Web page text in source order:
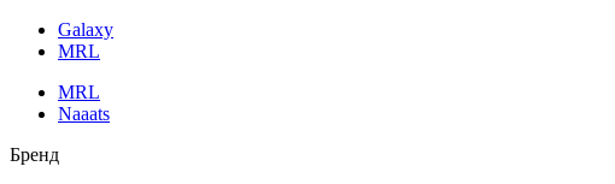
Galaxy
MRL
MRL
Naaats
Бренд